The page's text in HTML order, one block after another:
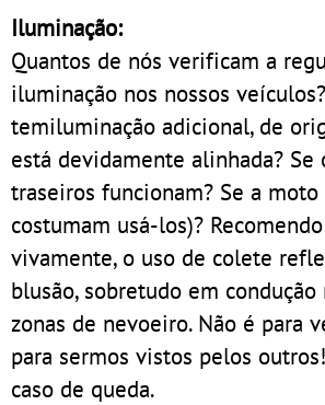
Iluminação:
Quantos de nós verificam a
iluminação nos nossos
temiluminação adicional, de
está devidamente alinhada? Se
traseiros funcionam? Se a
costumam usá-los)?
vivamente, o uso de colete
blusão, sobretudo em
zonas de nevoeiro. Não é para
para sermos vistos pelos
caso de queda.